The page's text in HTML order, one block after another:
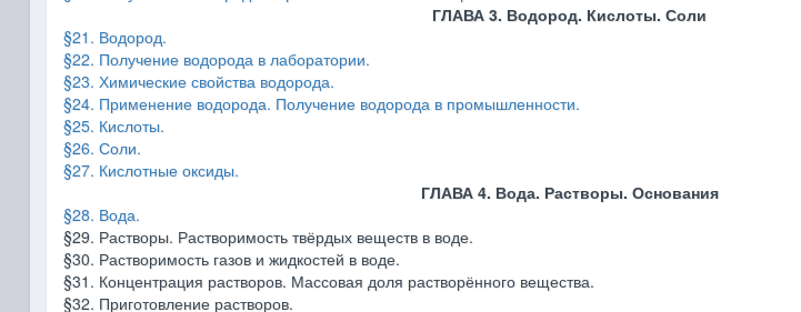
ГЛАВА 3. Водород. Кислоты. Соли
§21. Водород.
§22. Получение водорода в лаборатории.
§23. Химические свойства водорода.
§24. Применение водорода. Получение водорода в промышленности.
§25. Кислоты.
§26. Соли.
§27. Кислотные оксиды.
ГЛАВА 4. Вода. Растворы. Основания
§28. Вода.
§29. Растворы. Растворимость твёрдых веществ в воде.
§30. Растворимость газов и жидкостей в воде.
§31. Концентрация растворов. Массовая доля растворённого вещества.
§32. Приготовление растворов.